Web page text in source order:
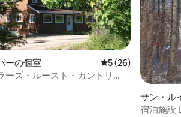
ーの個室 レビュー26件、5
5 (26)
ーズ・ルースト・カントリ
サン・ル
ォードの
宿泊施設